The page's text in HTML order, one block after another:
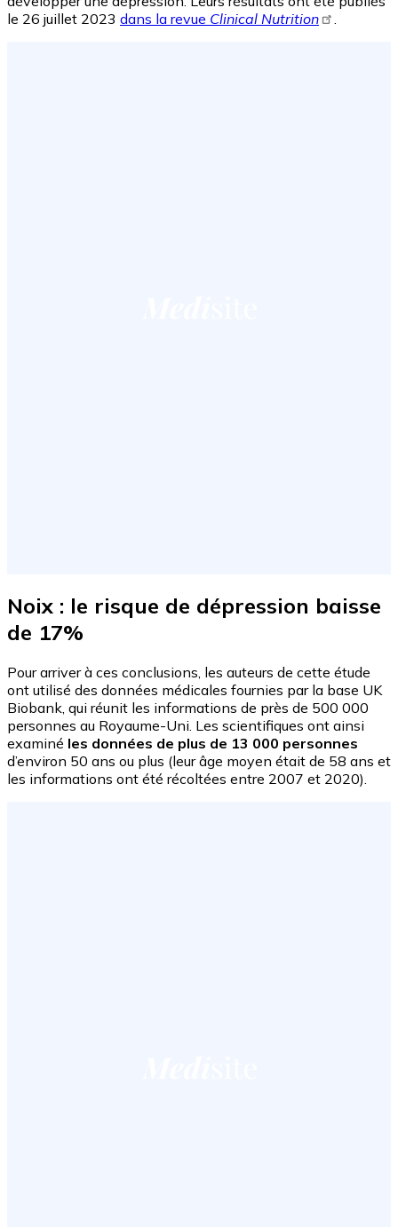
le 26 juillet 2023 dans la revue Clinical Nutrition .
Noix : le risque de dépression baisse
de 17%
Pour arriver à ces conclusions, les auteurs de cette étude
ont utilisé des données médicales fournies par la base UK
Biobank, qui réunit les informations de près de 500 000
personnes au Royaume-Uni. Les scientifiques ont ainsi
examiné les données de plus de 13 000 personnes
d’environ 50 ans ou plus (leur âge moyen était de 58 ans et
les informations ont été récoltées entre 2007 et 2020).